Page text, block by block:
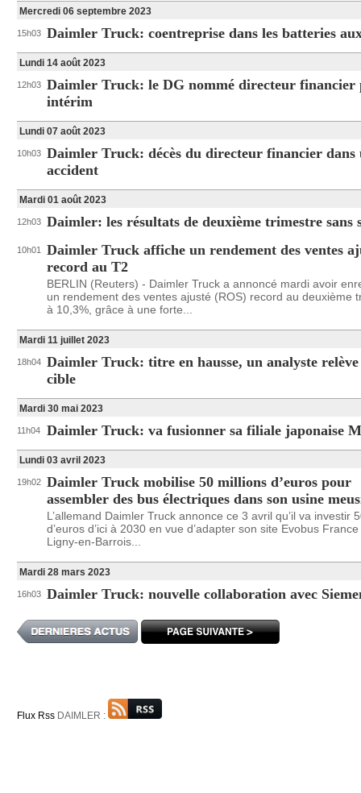
Mercredi 06 septembre 2023
15h03 Daimler Truck: coentreprise dans les batteries
Lundi 14 août 2023
12h03 Daimler Truck: le DG nommé directeur financier
intérim
Lundi 07 août 2023
10h03 Daimler Truck: décès du directeur financier dans
accident
Mardi 01 août 2023
12h03 Daimler: les résultats de deuxième trimestre sans
10h01
Daimler Truck affiche un rendement des ventes
record au T2
BERLIN (Reuters) - Daimler Truck a annoncé mardi avoir
un rendement des ventes ajusté (ROS) record au deuxième
à 10,3%, grâce à une forte...
Mardi 11 juillet 2023
18h04 Daimler Truck: titre en hausse, un analyste relève
cible
Mardi 30 mai 2023
11h04 Daimler Truck: va fusionner sa filiale japonaise
Lundi 03 avril 2023
19h02 Daimler Truck mobilise 50 millions d’euros pour
assembler des bus électriques dans son usine
L’allemand Daimler Truck annonce ce 3 avril qu’il va investir
d’euros d’ici à 2030 en vue d’adapter son site Evobus
Ligny-en-Barrois...
Mardi 28 mars 2023
16h03 Daimler Truck: nouvelle collaboration avec
Flux Rss DAIMLER :